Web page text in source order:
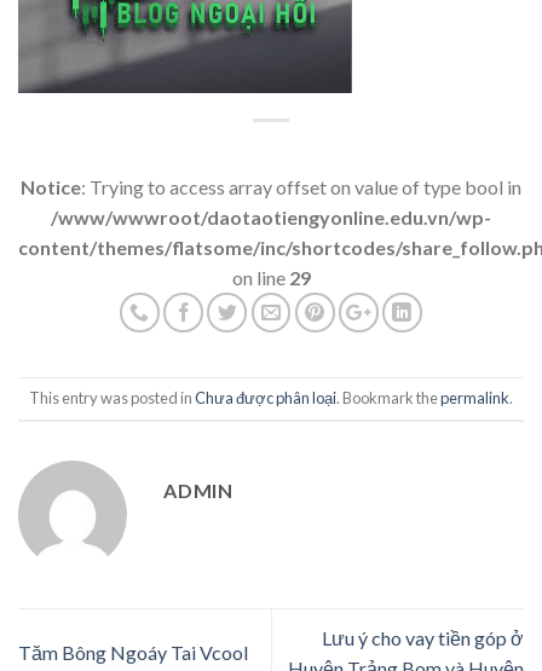
Notice: Trying to access array offset on value of type bool in
/www/wwwroot/daotaotiengyonline.edu.vn/wp-
content/themes/flatsome/inc/shortcodes/
on line 29
This entry was posted inChưa được phân loại. Bookmark thepermalink.
ADMIN
Tăm Bông Ngoáy Tai Vcool
Lưu ý cho vay tiền góp ở